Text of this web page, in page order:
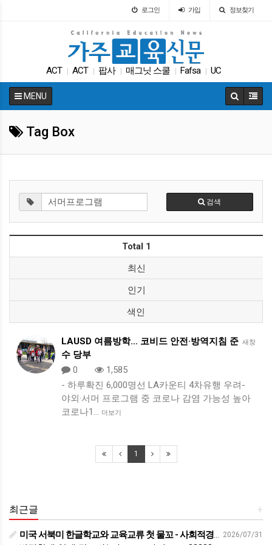
로그인 가입 정보찾기
ACT ACT 팝사 매그닛 스쿨 Fafsa UC
대학원 다카 학교급식 가주교육부
MENU
Tag Box
검색
Total 1
최신
인기
색인
새창
LAUSD 여름방학… 코비드 안전·방역지침 준
수 당부
0
1,585
- 하루확진 6,000명선 LA카운티 4차유행 우려-
야외·서머 프로그램 중 코로나 감염 가능성 높아
코로나1… 더보기
1
+
최근글
2026/07/31
미국 서북미 한글학교와 교육교류 첫 물꼬 - 사회적경제뉴스